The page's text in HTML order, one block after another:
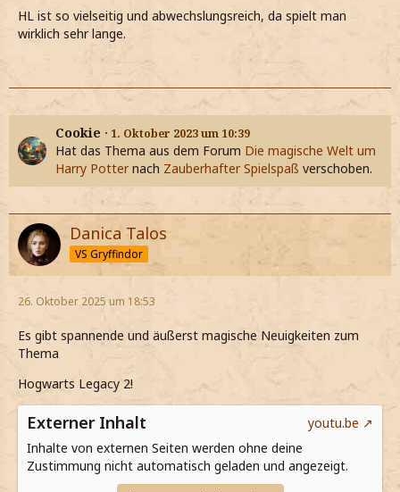
HL ist so vielseitig und abwechslungsreich, da spielt man
wirklich sehr lange.
Cookie 1. Oktober 2023 um 10:39
Hat das Thema aus dem Forum Die magische Welt um
Harry Potter nach Zauberhafter Spielspaß verschoben.
Danica Talos
VS Gryffindor
26. Oktober 2025 um 18:53
Es gibt spannende und äußerst magische Neuigkeiten zum
Thema
Hogwarts Legacy 2!
Externer Inhalt
youtu.be
Inhalte von externen Seiten werden ohne deine
Zustimmung nicht automatisch geladen und angezeigt.